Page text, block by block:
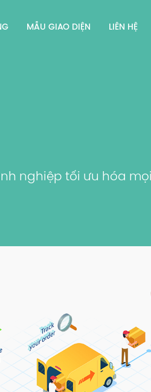
MẪU GIAO DIỆN LIÊN HỆ
nghiệp tối ưu hóa